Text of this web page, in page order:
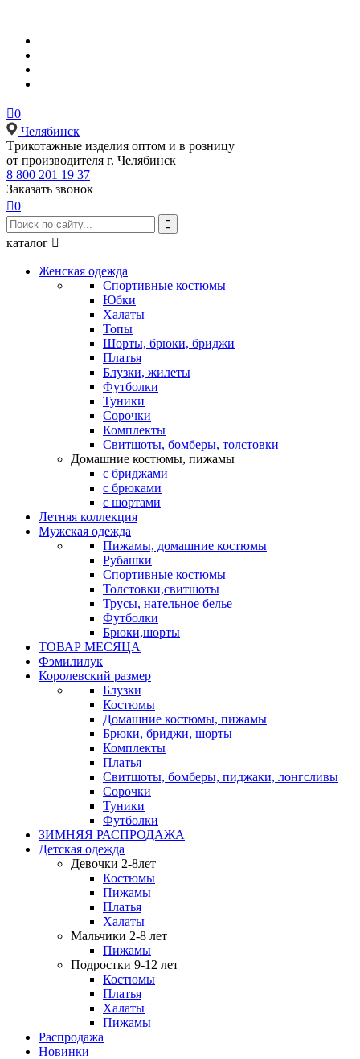
0
Челябинск
Tрикотажные изделия оптом и в розницу
от производителя г. Челябинск
8 800 201 19 37
Заказать звонок
0

каталог 
Женская одежда
Спортивные костюмы
Юбки
Халаты
Топы
Шорты, брюки, бриджи
Платья
Блузки, жилеты
Футболки
Туники
Сорочки
Комплекты
Свитшоты, бомберы, толстовки
Домашние костюмы, пижамы
с бриджами
с брюками
с шортами
Летняя коллекция
Мужская одежда
Пижамы, домашние костюмы
Рубашки
Спортивные костюмы
Толстовки,свитшоты
Трусы, нательное белье
Футболки
Брюки,шорты
ТОВАР МЕСЯЦА
Фэмилилук
Королевский размер
Блузки
Костюмы
Домашние костюмы, пижамы
Брюки, бриджи, шорты
Комплекты
Платья
Свитшоты, бомберы, пиджаки, лонгсливы
Сорочки
Туники
Футболки
ЗИМНЯЯ РАСПРОДАЖА
Детская одежда
Девочки 2-8лет
Костюмы
Пижамы
Платья
Халаты
Мальчики 2-8 лет
Пижамы
Подростки 9-12 лет
Костюмы
Платья
Халаты
Пижамы
Распродажа
Новинки